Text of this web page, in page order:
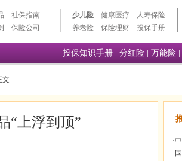
社保指南
保险公司
少儿险 健康医疗
人寿保险
养老险
保险理财 投保手册
投保知识手册 分红险 万能险
文
“上浮到顶”
·
·